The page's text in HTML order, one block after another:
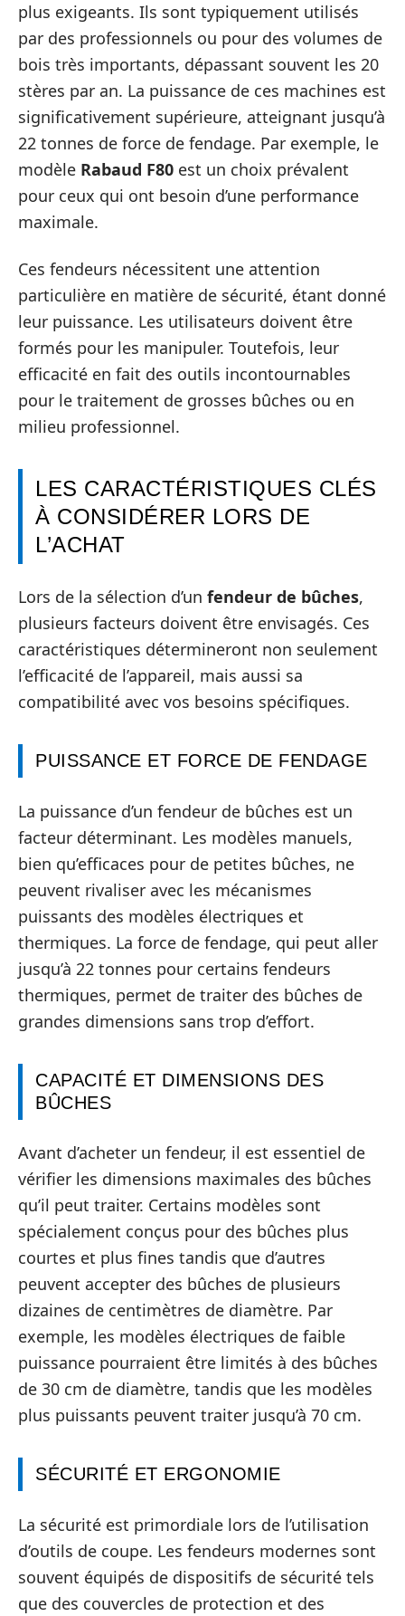
plus exigeants. Ils sont typiquement utilisés
par des professionnels ou pour des volumes de
bois très importants, dépassant souvent les 20
stères par an. La puissance de ces machines est
significativement supérieure, atteignant jusqu’à
22 tonnes de force de fendage. Par exemple, le
modèle Rabaud F80 est un choix prévalent
pour ceux qui ont besoin d’une performance
maximale.
Ces fendeurs nécessitent une attention
particulière en matière de sécurité, étant donné
leur puissance. Les utilisateurs doivent être
formés pour les manipuler. Toutefois, leur
efficacité en fait des outils incontournables
pour le traitement de grosses bûches ou en
milieu professionnel.
LES CARACTÉRISTIQUES CLÉS
À CONSIDÉRER LORS DE
L’ACHAT
Lors de la sélection d’un fendeur de bûches,
plusieurs facteurs doivent être envisagés. Ces
caractéristiques détermineront non seulement
l’efficacité de l’appareil, mais aussi sa
compatibilité avec vos besoins spécifiques.
PUISSANCE ET FORCE DE FENDAGE
La puissance d’un fendeur de bûches est un
facteur déterminant. Les modèles manuels,
bien qu’efficaces pour de petites bûches, ne
peuvent rivaliser avec les mécanismes
puissants des modèles électriques et
thermiques. La force de fendage, qui peut aller
jusqu’à 22 tonnes pour certains fendeurs
thermiques, permet de traiter des bûches de
grandes dimensions sans trop d’effort.
CAPACITÉ ET DIMENSIONS DES
BÛCHES
Avant d’acheter un fendeur, il est essentiel de
vérifier les dimensions maximales des bûches
qu’il peut traiter. Certains modèles sont
spécialement conçus pour des bûches plus
courtes et plus fines tandis que d’autres
peuvent accepter des bûches de plusieurs
dizaines de centimètres de diamètre. Par
exemple, les modèles électriques de faible
puissance pourraient être limités à des bûches
de 30 cm de diamètre, tandis que les modèles
plus puissants peuvent traiter jusqu’à 70 cm.
SÉCURITÉ ET ERGONOMIE
La sécurité est primordiale lors de l’utilisation
d’outils de coupe. Les fendeurs modernes sont
souvent équipés de dispositifs de sécurité tels
que des couvercles de protection et des